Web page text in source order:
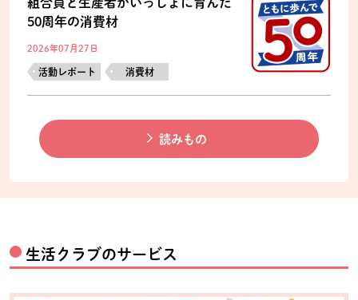
50周年の消費材
2026年07月27日
活動レポート 消費材
読みもの
生活クラブのサービス